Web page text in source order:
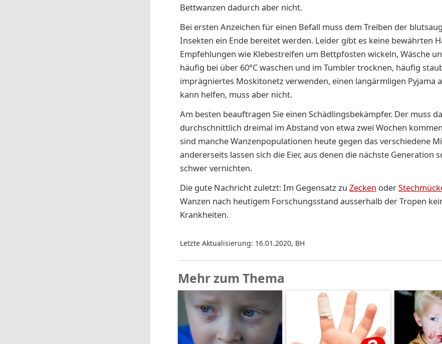
Bettwanzen dadurch aber nicht.
Bei ersten Anzeichen für einen Befall muss dem Treiben der
Insekten ein Ende bereitet werden. Leider gibt es keine bewährten
Empfehlungen wie Klebestreifen um Bettpfosten wickeln, Wäsche
häufig bei über 60°C waschen und im Tumbler trocknen, häufig
imprägniertes Moskitonetz verwenden, einen langärmligen Pyjama
kann helfen, muss aber nicht.
Am besten beauftragen Sie einen Schädlingsbekämpfer. Der muss
durchschnittlich dreimal im Abstand von etwa zwei Wochen
sind manche Wanzenpopulationen heute gegen das verschiedene
andererseits lassen sich die Eier, aus denen die nächste Generation
schwer vernichten.
Die gute Nachricht zuletzt: Im Gegensatz zu Zecken oder
Wanzen nach heutigem Forschungsstand ausserhalb der Tropen
Krankheiten.
Letzte Aktualisierung: 16.01.2020, BH
Mehr zum Thema